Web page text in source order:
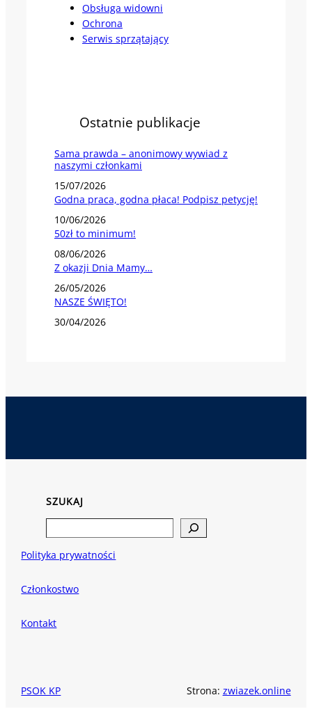
Obsługa widowni
Ochrona
Serwis sprzątający
Ostatnie publikacje
Sama prawda – anonimowy wywiad z
naszymi członkami
15/07/2026
Godna praca, godna płaca! Podpisz petycję!
10/06/2026
50zł to minimum!
08/06/2026
Z okazji Dnia Mamy…
26/05/2026
NASZE ŚWIĘTO!
30/04/2026
SZUKAJ
Polityka prywatności
Członkostwo
Kontakt
PSOK KP Strona: zwiazek.online